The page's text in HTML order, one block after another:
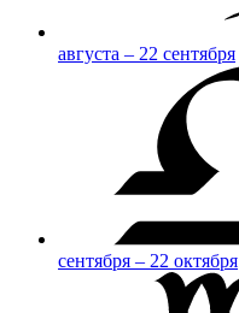
августа – 22 сентября
сентября – 22 октября